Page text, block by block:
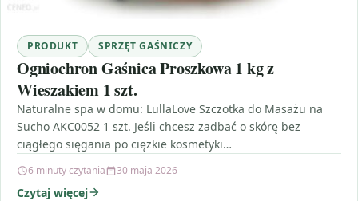
PRODUKT SPRZĘT GAŚNICZY
Ogniochron Gaśnica Proszkowa 1 kg z
Wieszakiem 1 szt.
Naturalne spa w domu: LullaLove Szczotka do Masażu na
Sucho AKC0052 1 szt. Jeśli chcesz zadbać o skórę bez
ciągłego sięgania po ciężkie kosmetyki…
6 minuty czytania 30 maja 2026
Czytaj więcej